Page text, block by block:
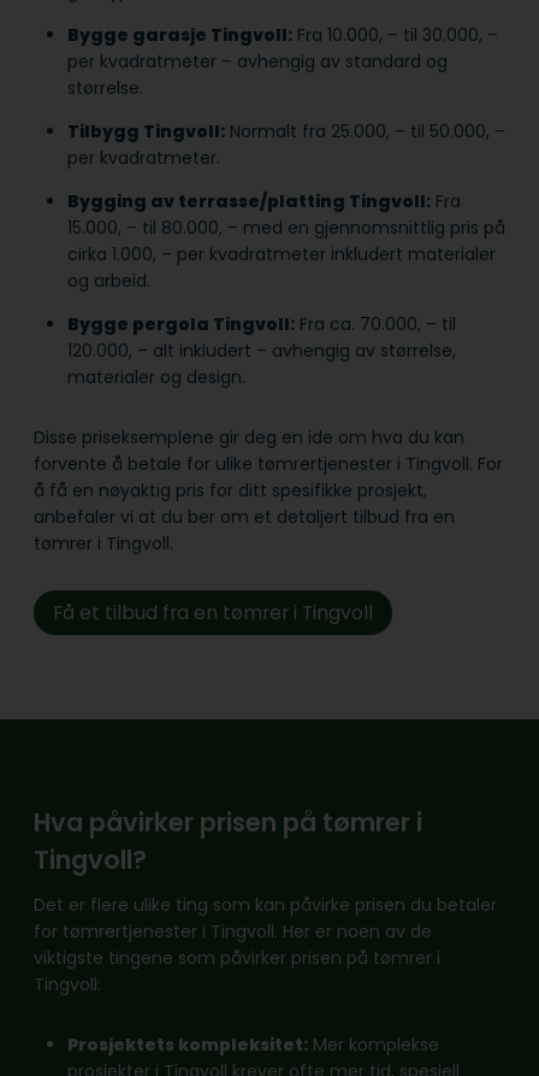
Bygge garasje Tingvoll: Fra 10.000, – til 30.000, –
per kvadratmeter – avhengig av standard og
størrelse.
Tilbygg Tingvoll: Normalt fra 25.000, – til 50.000, –
per kvadratmeter.
Bygging av terrasse/platting Tingvoll: Fra
15.000, – til 80.000, – med en gjennomsnittlig pris på
cirka 1.000, – per kvadratmeter inkludert materialer
og arbeid.
Bygge pergola Tingvoll: Fra ca. 70.000, – til
120.000, – alt inkludert – avhengig av størrelse,
materialer og design.
Disse priseksemplene gir deg en ide om hva du kan
forvente å betale for ulike tømrertjenester i Tingvoll. For
å få en nøyaktig pris for ditt spesifikke prosjekt,
anbefaler vi at du ber om et detaljert tilbud fra en
tømrer i Tingvoll.
Få et tilbud fra en tømrer i Tingvoll
Hva påvirker prisen på tømrer i
Tingvoll?
Det er flere ulike ting som kan påvirke prisen du betaler
for tømrertjenester i Tingvoll. Her er noen av de
viktigste tingene som påvirker prisen på tømrer i
Tingvoll:
Prosjektets kompleksitet: Mer komplekse
prosjekter i Tingvoll krever ofte mer tid, spesiell